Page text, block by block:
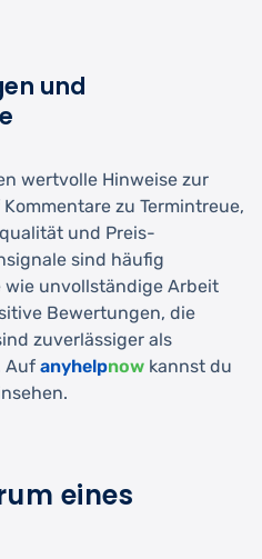
und
wertvolle Hinweise zur
zu Termintreue,
und Preis-
sind häufig
wie unvollständige Arbeit
Bewertungen, die
zuverlässiger als
Auf anyhelpnow kannst du
eines